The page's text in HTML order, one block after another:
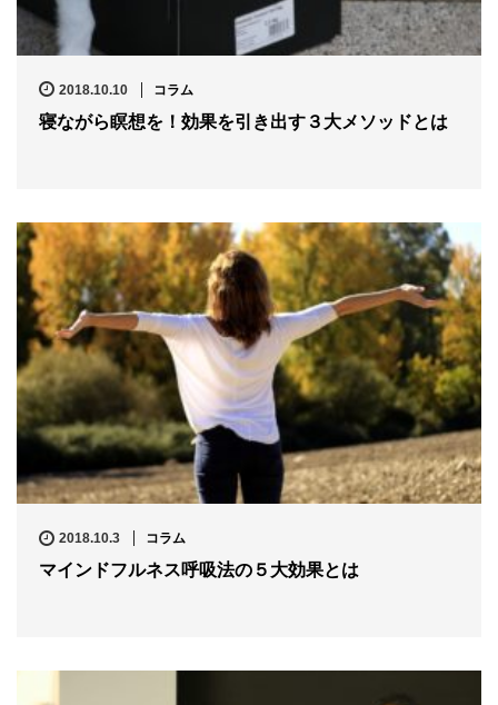
2018.10.10 コラム
寝ながら瞑想を！効果を引き出す３大メソッドとは
2018.10.3 コラム
マインドフルネス呼吸法の５大効果とは